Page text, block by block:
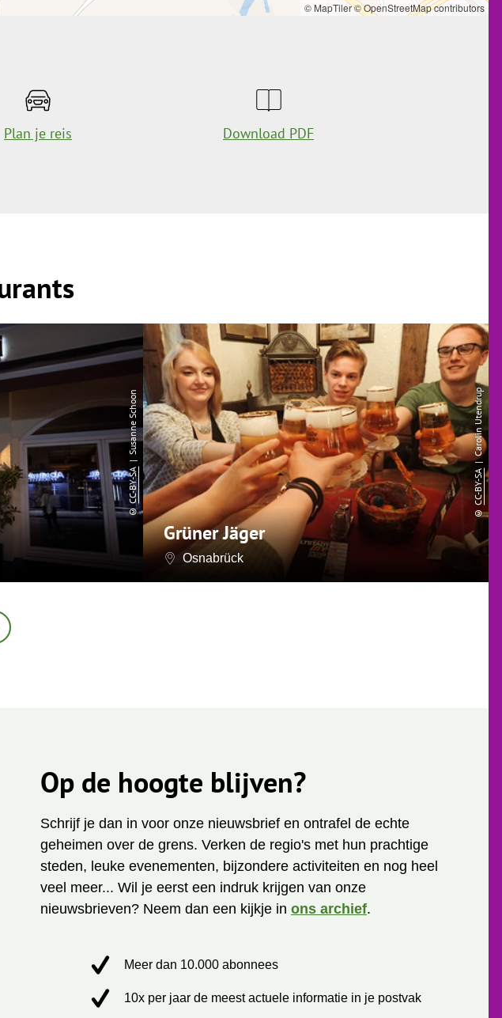
© MapTiler© OpenStreetMap contributors
Plan je reis Download PDF
©
CC-BY-SA
| Susanne Schoon
Grüner Jäger
Osnabrück
©
CC-BY-SA
| Carolin Utendrup
Op de hoogte blijven?
Schrijf je dan in voor onze nieuwsbrief en ontrafel de echte
geheimen over de grens. Verken de regio's met hun prachtige
steden, leuke evenementen, bijzondere activiteiten en nog heel
veel meer... Wil je eerst een indruk krijgen van onze
nieuwsbrieven? Neem dan een kijkje in ons archief.
Meer dan 10.000 abonnees
10x per jaar de meest actuele informatie in je postvak